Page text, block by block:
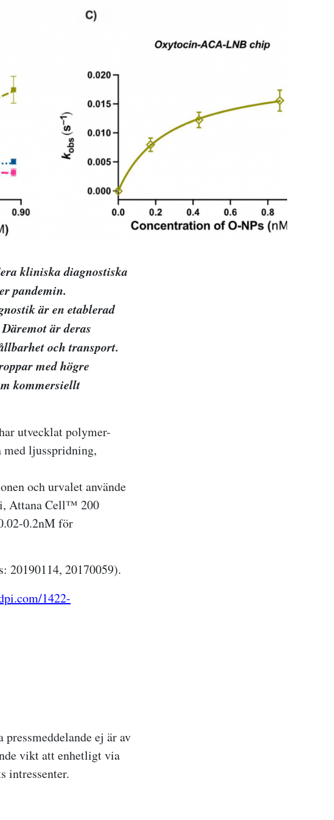
kliniska diagnostiska
pandemin.
är en etablerad
är deras
och transport.
med högre
kommersiellt
utvecklat polymer-
ljusspridning,
och urvalet använde
AttanaCell™ 200
0.2nM för
20190114, 20170059).
1422-
ej ärav
vikt att enhetligt via
intressenter.